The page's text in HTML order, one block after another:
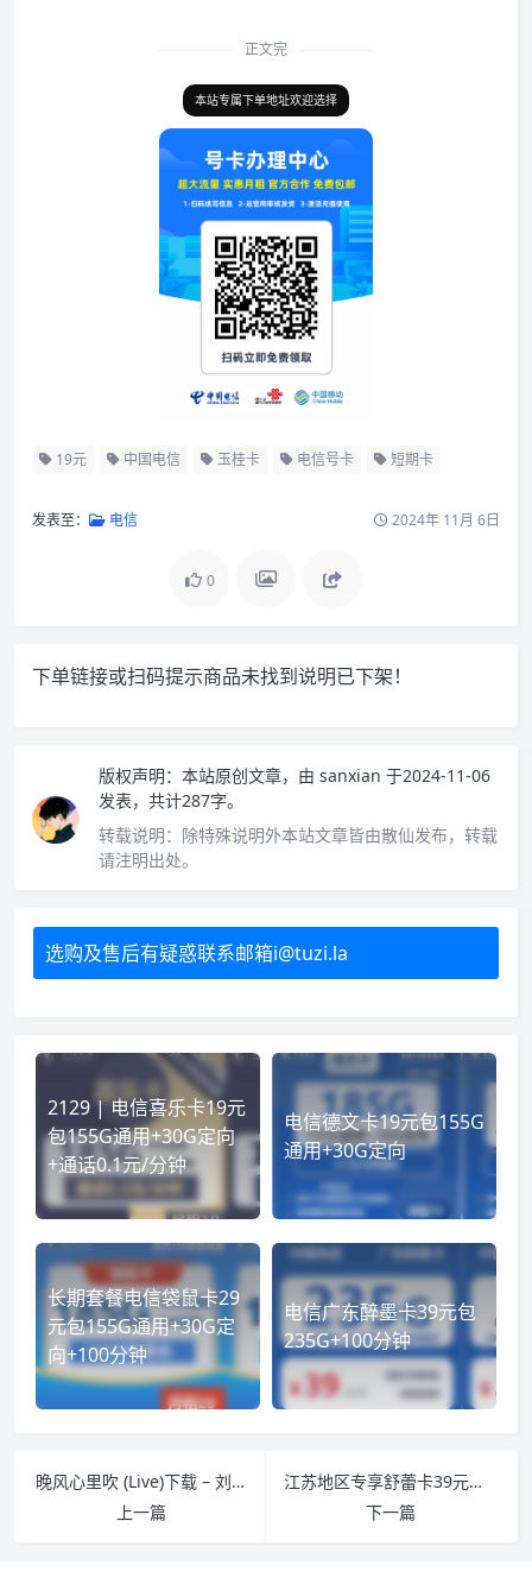
正文完
本站专属下单地址欢迎选择
19元 中国电信 玉桂卡 电信号卡 短期卡
发表至： 电信 2024年 11月 6日
0
下单链接或扫码提示商品未找到说明已下架！
版权声明： 本站原创文章，由 sanxian 于2024-11-06
发表，共计287字。
转载说明： 除特殊说明外本站文章皆由散仙发布，转载
请注明出处。
选购及售后有疑惑联系邮箱i@tuzi.la
2129 | 电信喜乐卡19元
包155G通用+30G定向
+通话0.1元/分钟
电信德文卡19元包155G
通用+30G定向
长期套餐电信袋鼠卡29
元包155G通用+30G定
向+100分钟
电信广东醉墨卡39元包
235G+100分钟
晚风心里吹 (Live)下载 – 刘惜君/王赫野 合唱版本包含[Hi-Res/FLAC/MP3-320K]
上一篇
江苏地区专享舒蕾卡39元包210G通用+100分钟
下一篇